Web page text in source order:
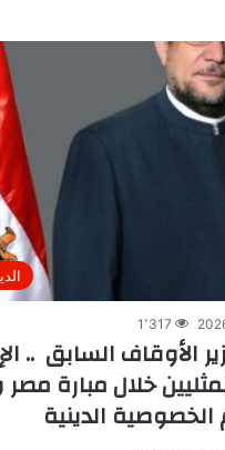
1٬317
الأوقاف السابق ..
خلال مبارة مصر
الخصوصية الدينية